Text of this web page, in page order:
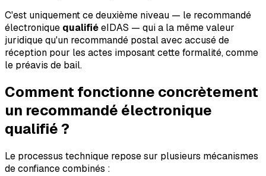
C'est uniquement ce deuxième niveau — le recommandé
électronique qualifiéeIDAS — qui a la même valeur
juridique qu'un recommandé postal avec accusé de
réception pour les actes imposant cette formalité, comme
le préavis de bail.
Comment fonctionne concrètement
un recommandé électronique
qualifié ?
Le processus technique repose sur plusieurs mécanismes
de confiance combinés :